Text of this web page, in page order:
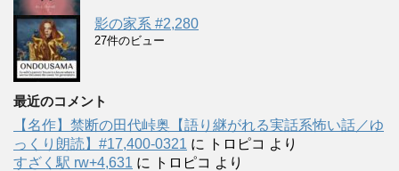
影の家系 #2,280
27件のビュー
最近のコメント
【名作】禁断の田代峠奥【語り継がれる実話系怖い話／ゆ
っくり朗読】#17,400-0321 に トロピコ より
すざく駅 rw+4,631 に トロピコ より